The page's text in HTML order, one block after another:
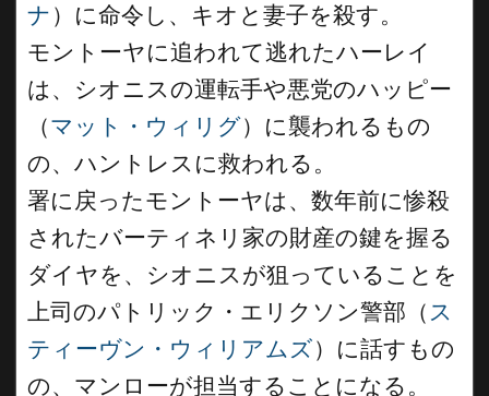
ナ ）に命令し、キオと妻子を殺す。
モントーヤに追われて逃れたハーレイ
は、シオニスの運転手や悪党のハッピー
（マット・ウィリグ）に襲われるもの
の、ハントレスに救われる。
署に戻ったモントーヤは、数年前に惨殺
されたバーティネリ家の財産の鍵を握る
ダイヤを、シオニスが狙っていることを
上司のパトリック・エリクソン警部（ ス
ティーヴン・ウィリアムズ）に話すもの
の、マンローが担当することになる。